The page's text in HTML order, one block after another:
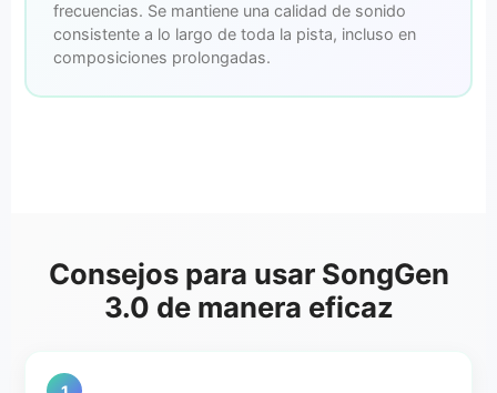
frecuencias. Se mantiene una calidad de sonido
consistente a lo largo de toda la pista, incluso en
composiciones prolongadas.
Consejos para usar SongGen
3.0 de manera eficaz